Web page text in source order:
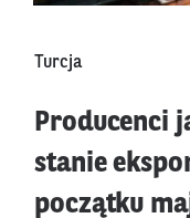
Turcja
Producenci
stanie
początku